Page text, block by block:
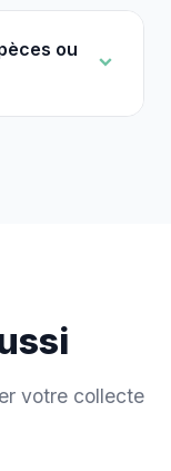
ou
votre collecte